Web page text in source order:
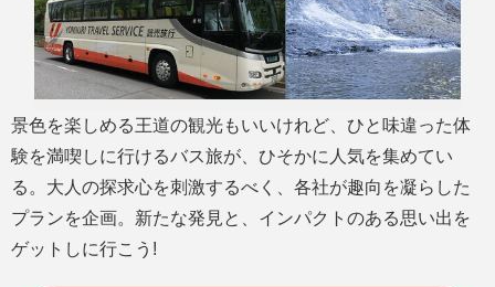
景色を楽しめる王道の観光もいいけれど、ひと味違った体
験を満喫しに行けるバス旅が、ひそかに人気を集めてい
る。大人の探求心を刺激するべく、各社が趣向を凝らした
プランを企画。新たな発見と、インパクトのある思い出を
ゲットしに行こう!